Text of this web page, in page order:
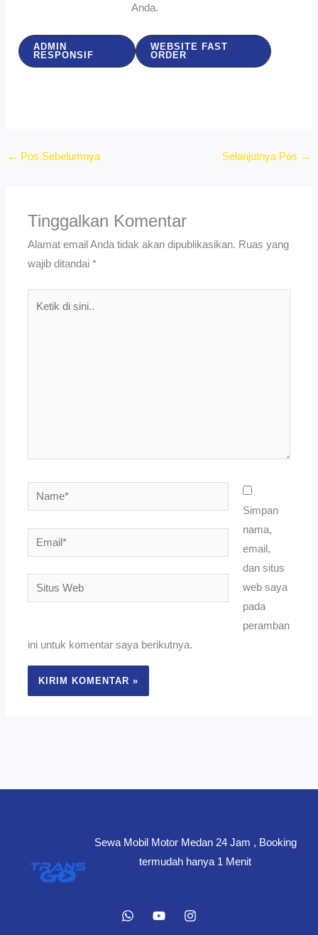
Anda.
ADMIN
RESPONSIF
WEBSITE FAST
ORDER
← Pos Sebelumnya Selanjutnya Pos →
Tinggalkan Komentar
Alamat email Anda tidak akan dipublikasikan. Ruas yang
wajib ditandai*
Name*
Email*
Situs
Web
Simpan
nama,
email,
dan situs
web saya
pada
peramban
ini untuk komentar saya berikutnya.
Sewa Mobil Motor Medan 24 Jam , Booking
termudah hanya 1 Menit